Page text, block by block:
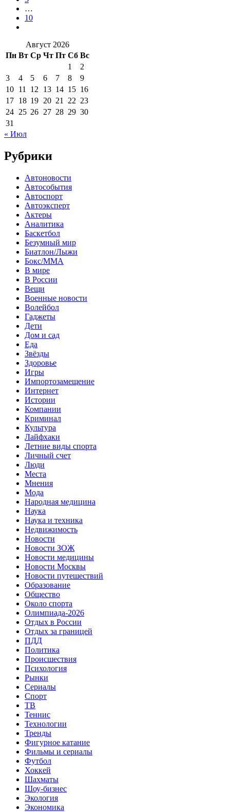
…
10
Август 2026
Пн Вт Ср Чт Пт Сб Вс
1
2
3
4 5 6 7 8
9
10 11 12 13 14 15 16
17 18 19 20 21 22 23
24 25 26 27 28 29 30
31
« Июл
Рубрики
Автоновости
Автособытия
Автоспорт
Автоэксперт
Актеры
Аналитика
Баскетбол
Безумный мир
Биатлон/Лыжи
Бокс/MMA
В мире
В России
Вещи
Военные новости
Волейбол
Гаджеты
Дети
Дом и сад
Еда
Звёзды
Здоровье
Игры
Импортозамещение
Интернет
Истории
Компании
Криминал
Культура
Лайфхаки
Летние виды спорта
Личный счет
Люди
Места
Мнения
Мода
Народная медицина
Наука
Наука и техника
Недвижимость
Новости
Новости ЗОЖ
Новости медицины
Новости Москвы
Новости путешествий
Образование
Общество
Около спорта
Олимпиада-2026
Отдых в России
Отдых за границей
ПДД
Политика
Происшествия
Психология
Рынки
Сериалы
Спорт
ТВ
Теннис
Технологии
Тренды
Фигурное катание
Фильмы и сериалы
Футбол
Хоккей
Шахматы
Шоу-бизнес
Экология
Экономика